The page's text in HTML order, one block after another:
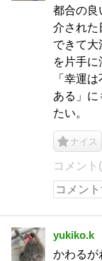
都合の良
介された
できて大
を片手
「幸運
ある」に
たい。
ナイス
コメント
yukiko.k
かわるが